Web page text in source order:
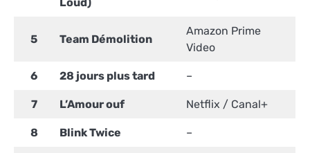
5 Team Démolition
Amazon Prime
Video
6 28 jours plus tard –
7 L’Amour ouf Netflix / Canal+
8 Blink Twice –